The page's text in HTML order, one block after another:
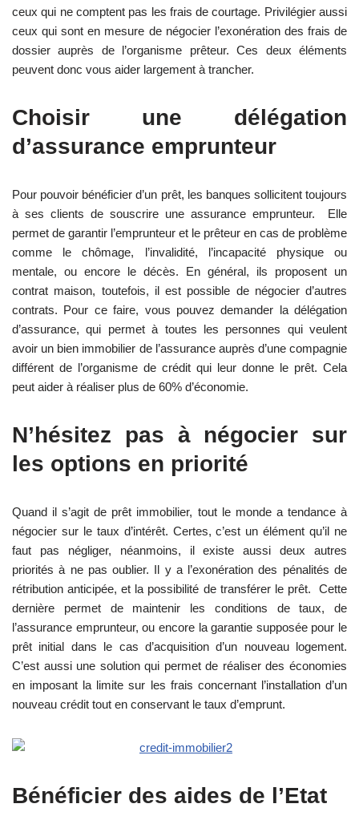
ceux qui ne comptent pas les frais de courtage. Privilégier aussi
ceux qui sont en mesure de négocier l’exonération des frais de
dossier auprès de l’organisme prêteur. Ces deux éléments
peuvent donc vous aider largement à trancher.
Choisir une délégation
d’assurance emprunteur
Pour pouvoir bénéficier d’un prêt, les banques sollicitent toujours
à ses clients de souscrire une assurance emprunteur. Elle
permet de garantir l’emprunteur et le prêteur en cas de problème
comme le chômage, l’invalidité, l’incapacité physique ou
mentale, ou encore le décès. En général, ils proposent un
contrat maison, toutefois, il est possible de négocier d’autres
contrats. Pour ce faire, vous pouvez demander la délégation
d’assurance, qui permet à toutes les personnes qui veulent
avoir un bien immobilier de l’assurance auprès d’une compagnie
différent de l’organisme de crédit qui leur donne le prêt. Cela
peut aider à réaliser plus de 60% d’économie.
N’hésitez pas à négocier sur
les options en priorité
Quand il s’agit de prêt immobilier, tout le monde a tendance à
négocier sur le taux d’intérêt. Certes, c’est un élément qu’il ne
faut pas négliger, néanmoins, il existe aussi deux autres
priorités à ne pas oublier. Il y a l’exonération des pénalités de
rétribution anticipée, et la possibilité de transférer le prêt. Cette
dernière permet de maintenir les conditions de taux, de
l’assurance emprunteur, ou encore la garantie supposée pour le
prêt initial dans le cas d’acquisition d’un nouveau logement.
C’est aussi une solution qui permet de réaliser des économies
en imposant la limite sur les frais concernant l’installation d’un
nouveau crédit tout en conservant le taux d’emprunt.
Bénéficier des aides de l’Etat